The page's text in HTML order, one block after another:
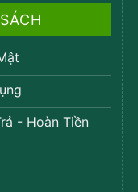
- Hoàn Tiền